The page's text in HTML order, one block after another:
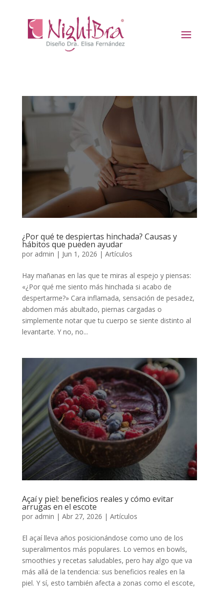
¿Por qué te despiertas hinchada? Causas y
hábitos que pueden ayudar
por admin | Jun 1, 2026 | Artículos
Hay mañanas en las que te miras al espejo y piensas:
«¿Por qué me siento más hinchada si acabo de
despertarme?» Cara inflamada, sensación de pesadez,
abdomen más abultado, piernas cargadas o
simplemente notar que tu cuerpo se siente distinto al
levantarte. Y no, no...
Açaí y piel: beneficios reales y cómo evitar
arrugas en el escote
por admin | Abr 27, 2026 | Artículos
El açaí lleva años posicionándose como uno de los
superalimentos más populares. Lo vemos en bowls,
smoothies y recetas saludables, pero hay algo que va
más allá de la tendencia: sus beneficios reales en la
piel. Y sí, esto también afecta a zonas como el escote,